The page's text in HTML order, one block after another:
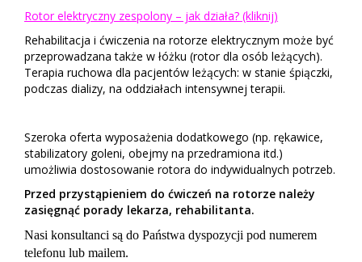
Rotor elektryczny zespolony – jak działa? (kliknij)
Rehabilitacja i ćwiczenia na rotorze elektrycznym może być
przeprowadzana także w łóżku (rotor dla osób leżących).
Terapia ruchowa dla pacjentów leżących: w stanie śpiączki,
podczas dializy, na oddziałach intensywnej terapii.
Szeroka oferta wyposażenia dodatkowego (np. rękawice,
stabilizatory goleni, obejmy na przedramiona itd.)
umożliwia dostosowanie rotora do indywidualnych potrzeb.
Przed przystąpieniem do ćwiczeń na rotorze należy
zasięgnąć porady lekarza, rehabilitanta.
Nasi konsultanci są do Państwa dyspozycji pod numerem
telefonu lub mailem.